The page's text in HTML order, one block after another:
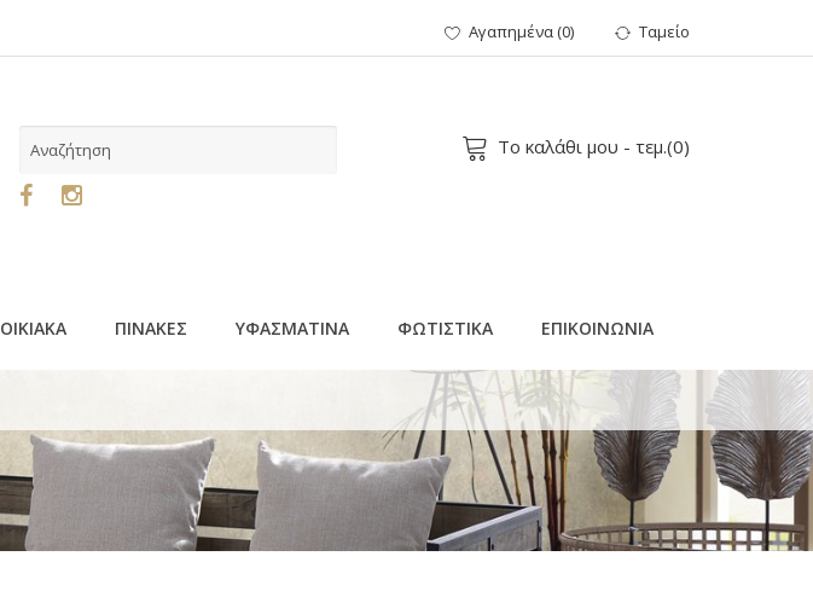
Αγαπημένα(0) Ταμείο
Το καλάθι μου - τεμ.(0)
ΟΙΚΙΑΚΑ ΠΙΝΑΚΕΣ ΥΦΑΣΜΑΤΙΝΑ ΦΩΤΙΣΤΙΚΑ ΕΠΙΚΟΙΝΩΝΙΑ